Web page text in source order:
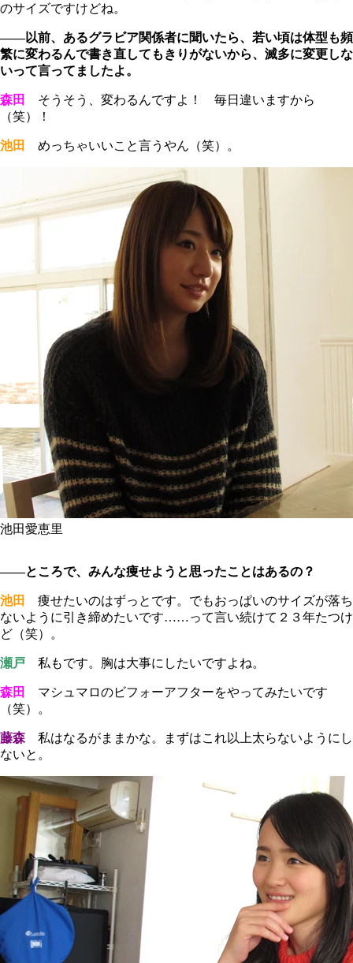
のサイズですけどね。
――以前、あるグラビア関係者に聞いたら、若い頃は体型も頻
繁に変わるんで書き直してもきりがないから、滅多に変更しな
いって言ってましたよ。
森田
そうそう、変わるんですよ！ 毎日違いますから
（笑）！
池田 めっちゃいいこと言うやん（笑）。
池田愛恵里
――ところで、みんな痩せようと思ったことはあるの？
池田
痩せたいのはずっとです。でもおっぱいのサイズが落ち
ないように引き締めたいです……って言い続けて２３年たつけ
ど（笑）。
瀬戸 私もです。胸は大事にしたいですよね。
森田
マシュマロのビフォーアフターをやってみたいです
（笑）。
藤森 私はなるがままかな。まずはこれ以上太らないようにし
ないと。